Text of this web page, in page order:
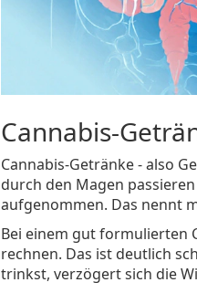
Cannabis-
Cannabis-Getränke - also
durch den Magen
aufgenommen. Das nennt
Bei einem gut formulierten
rechnen. Das ist deutlich
trinkst, verzögert sich die